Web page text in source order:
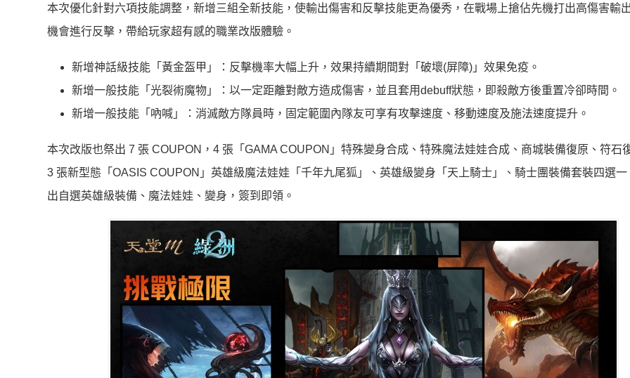
本次優化針對六項技能調整，新增三組全新技能，使輸出傷害和反擊技能更為優秀，在戰場上搶佔先機打出高傷害輸
機會進行反擊，帶給玩家超有感的職業改版體驗。
新增神話級技能「黃金盔甲」：反擊機率大幅上升，效果持續期間對「破壞(屏障)」效果免疫。
新增一般技能「光裂術魔物」：以一定距離對敵方造成傷害，並且套用debuff狀態，即殺敵方後重置冷卻時間。
新增一般技能「吶喊」：消滅敵方隊員時，固定範圍內隊友可享有攻擊速度、移動速度及施法速度提升。
本次改版也祭出 7 張 COUPON，4 張「GAMA COUPON」特殊變身合成、特殊魔法娃娃合成、商城裝備復原、符石
3 張新型態「OASIS COUPON」英雄級魔法娃娃「千年九尾狐」、英雄級變身「天上騎士」、騎士團裝備套裝四選一
出自選英雄級裝備、魔法娃娃、變身，簽到即領。